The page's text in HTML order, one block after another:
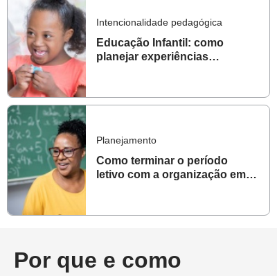
Intencionalidade pedagógica
Educação Infantil: como
planejar experiências
Planejamento
Como terminar o período
letivo com a organização em
Por que e como